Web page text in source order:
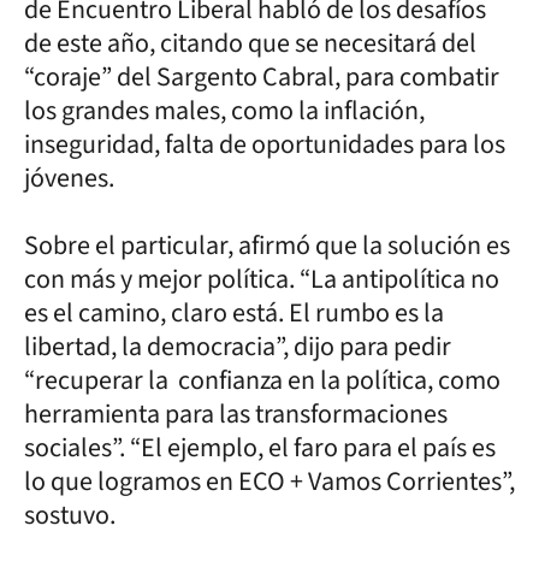
de Encuentro Liberal habló de los desafíos
de este año, citando que se necesitará del
“coraje” del Sargento Cabral, para combatir
los grandes males, como la inflación,
inseguridad, falta de oportunidades para los
jóvenes.
Sobre el particular, afirmó que la solución es
con más y mejor política. “La antipolítica no
es el camino, claro está. El rumbo es la
libertad, la democracia”, dijo para pedir
“recuperar la confianza en la política, como
herramienta para las transformaciones
sociales”. “El ejemplo, el faro para el país es
lo que logramos en ECO + Vamos Corrientes”,
sostuvo.